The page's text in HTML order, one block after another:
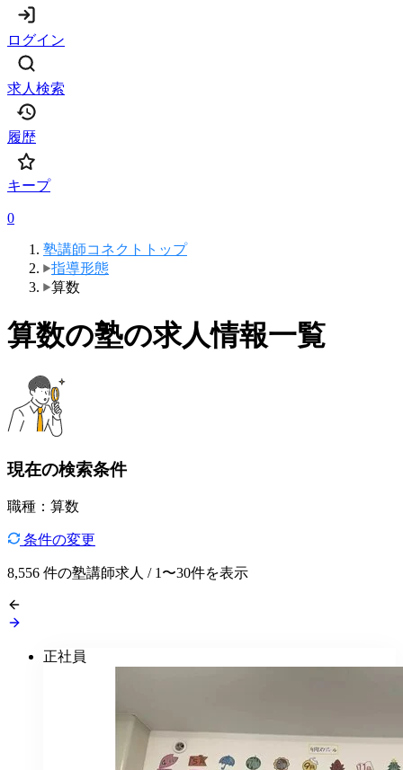
ログイン
求人検索
履歴
キープ
0
塾講師コネクトトップ
指導形態
算数
算数の塾の求人情報一覧
現在の検索条件
職種：算数
条件の変更
8,556 件の塾講師求人 / 1〜30件を表示
正社員